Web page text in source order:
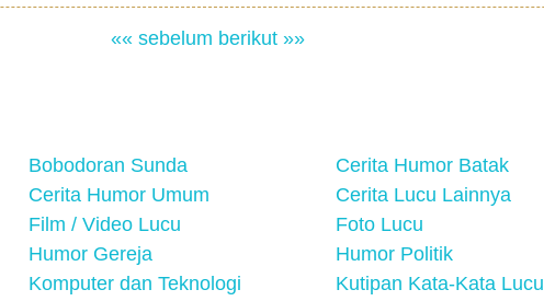
«« sebelum berikut »»
Bobodoran Sunda Cerita Humor Batak
Cerita Humor Umum Cerita Lucu Lainnya
Film / Video Lucu Foto Lucu
Humor Gereja Humor Politik
Komputer dan Teknologi Kutipan Kata-Kata Lucu